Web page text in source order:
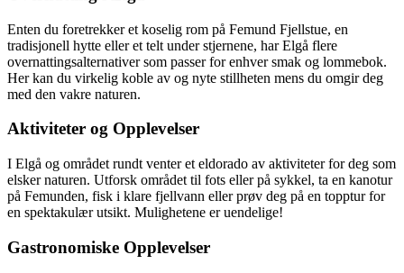
Enten du foretrekker et koselig rom på Femund Fjellstue, en
tradisjonell hytte eller et telt under stjernene, har Elgå flere
overnattingsalternativer som passer for enhver smak og lommebok.
Her kan du virkelig koble av og nyte stillheten mens du omgir deg
med den vakre naturen.
Aktiviteter og Opplevelser
I Elgå og området rundt venter et eldorado av aktiviteter for deg som
elsker naturen. Utforsk området til fots eller på sykkel, ta en kanotur
på Femunden, fisk i klare fjellvann eller prøv deg på en topptur for
en spektakulær utsikt. Mulighetene er uendelige!
Gastronomiske Opplevelser